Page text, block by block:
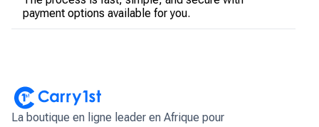
payment options available for you.
La boutique en ligne leader en Afrique pour